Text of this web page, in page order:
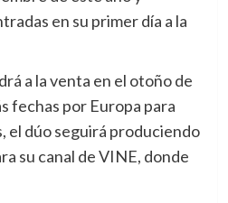
en su primer día a la
a la venta en el otoño de
fechas por Europa para
el dúo seguirá produciendo
su canal de VINE, donde